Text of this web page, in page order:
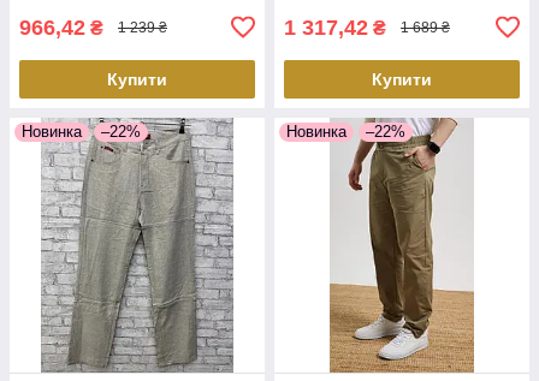
966,42 ₴ 1 239 ₴
Купити
1 317,42 ₴ 1 689 ₴
Купити
Новинка –22% Новинка –22%